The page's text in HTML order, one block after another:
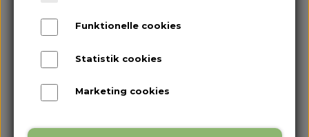
Funktionelle cookies
Statistik cookies
Marketing cookies